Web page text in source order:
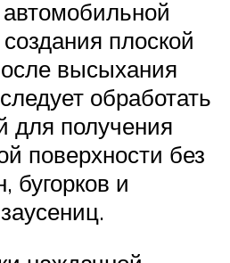
плоской
высыхания
обработать
для получения
поверхности без
бугорков и